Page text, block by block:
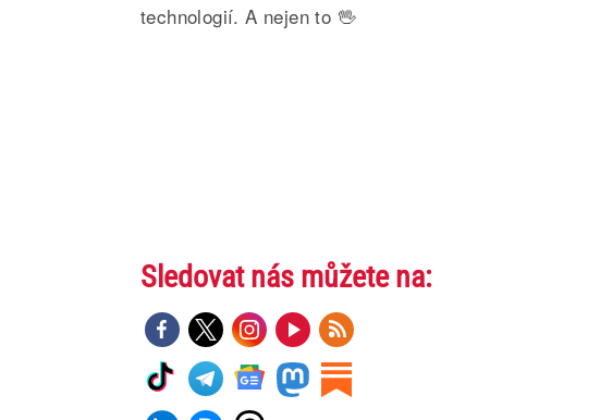
technologií. A nejen to 🖖
Sledovat nás můžete na: